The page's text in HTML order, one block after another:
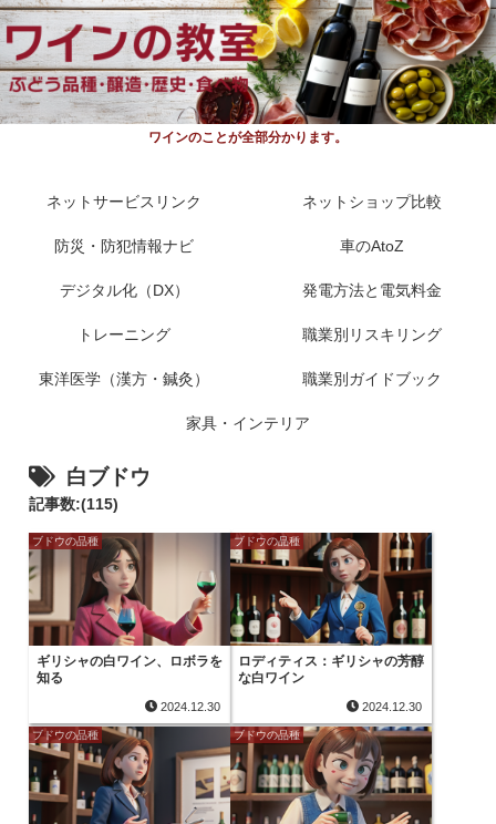
ワインのことが全部分かります。
ネットサービスリンク ネットショップ比較
防災・防犯情報ナビ 車のAtoZ
デジタル化（DX） 発電方法と電気料金
トレーニング 職業別リスキリング
東洋医学（漢方・鍼灸） 職業別ガイドブック
家具・インテリア
白ブドウ
記事数:(115)
ブドウの品種
ギリシャの白ワイン、ロボラを
知る
2024.12.30
ブドウの品種
ロディティス：ギリシャの芳醇
な白ワイン
2024.12.30
ブドウの品種 ブドウの品種